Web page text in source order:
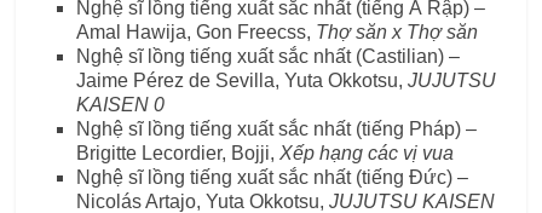
Nghệ sĩ lồng tiếng xuất sắc nhất (tiếng Ả Rập) –
Amal Hawija, Gon Freecss, Thợ săn x Thợ săn
Nghệ sĩ lồng tiếng xuất sắc nhất (Castilian) –
Jaime Pérez de Sevilla, Yuta Okkotsu,JUJUTSU
KAISEN 0
Nghệ sĩ lồng tiếng xuất sắc nhất (tiếng Pháp) –
Brigitte Lecordier, Bojji,Xếp hạng các vị vua
Nghệ sĩ lồng tiếng xuất sắc nhất (tiếng Đức) –
Nicolás Artajo, Yuta Okkotsu,JUJUTSU KAISEN